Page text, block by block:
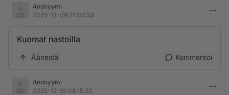
Anonyymi
2025-12-09 22:06:58
Kuomat nastoilla
Äänestä Kommentoi
Anonyymi
2025-12-10 08:15:32